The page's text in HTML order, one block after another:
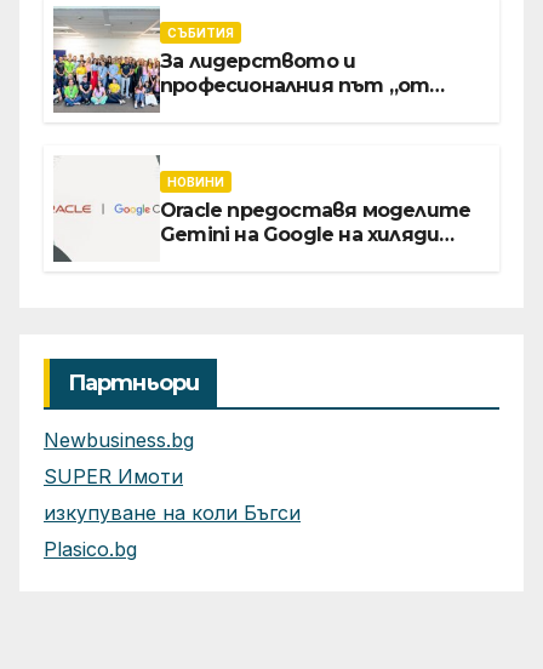
интелект
СЪБИТИЯ
За лидерството и
професионалния път „от
директор Асен Великов
НОВИНИ
Oracle предоставя моделите
Gemini на Google на хиляди
Партньори
Newbusiness.bg
SUPER Имоти
изкупуване на коли Бъгси
Plasico.bg